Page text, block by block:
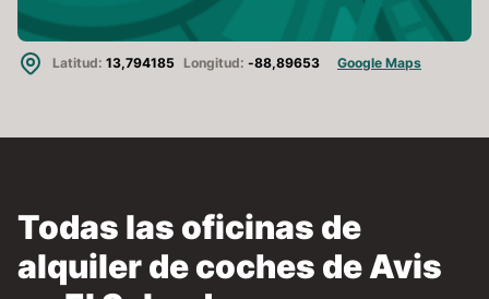
Latitud: 13,794185 Longitud: -88,89653 Google Maps
Todas las oficinas de
alquiler de coches de Avis